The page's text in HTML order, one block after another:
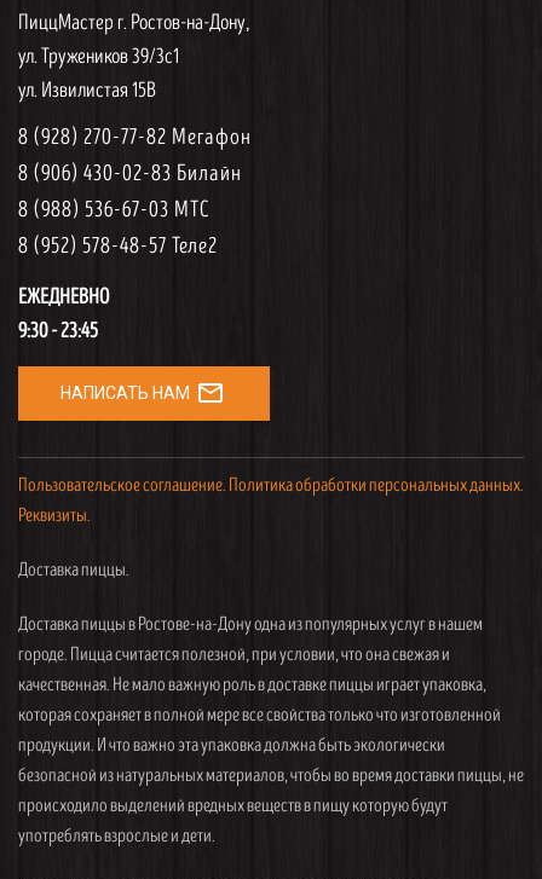
ПиццМастер г. Ростов-на-Дону,
ул. Тружеников 39/3с1
ул. Извилистая 15В
8 (928) 270-77-82 Мегафон
8 (906) 430-02-83 Билайн
8 (988) 536-67-03 МТС
8 (952) 578-48-57 Теле2
ЕЖЕДНЕВНО
9:30 - 23:45
НАПИСАТЬ НАМ mail_outline
Пользовательское соглашение. Политика обработки персональных данных.
Реквизиты.
Доставка пиццы.
Доставка пиццы в Ростове-на-Дону одна из популярных услуг в нашем
городе. Пицца считается полезной, при условии, что она свежая и
качественная. Не мало важную роль в доставке пиццы играет упаковка,
которая сохраняет в полной мере все свойства только что изготовленной
продукции. И что важно эта упаковка должна быть экологически
безопасной из натуральных материалов, чтобы во время доставки пиццы, не
происходило выделений вредных веществ в пищу которую будут
употреблять взрослые и дети.